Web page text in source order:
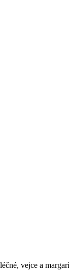
vejce a